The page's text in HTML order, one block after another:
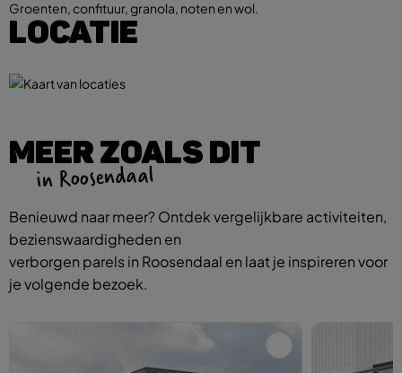
Groenten, confituur, granola, noten en wol.
LOCATIE
MEER ZOALS DIT
in Roosendaal
Benieuwd naar meer? Ontdek vergelijkbare activiteiten,
bezienswaardigheden en
verborgen parels in Roosendaal en laat je inspireren voor
je volgende bezoek.